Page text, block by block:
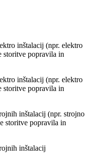
inštalacij (npr. elektro
storitve popravila in
inštalacij (npr. elektro
storitve popravila in
inštalacij (npr. strojno
storitve popravila in
inštalacij